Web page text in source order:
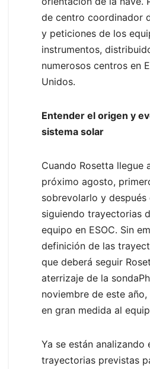
de centro coordinador
y peticiones de los
instrumentos,
numerosos centros en
Unidos.
Entender el origen y
sistema solar
Cuando Rosetta llegue
próximo agosto,
sobrevolarlo y después
siguiendo trayectorias
equipo en ESOC. Sin
definición de las
que deberá seguir
aterrizaje de la
noviembre de este
en gran medida al
Ya se están analizando
trayectorias previstas